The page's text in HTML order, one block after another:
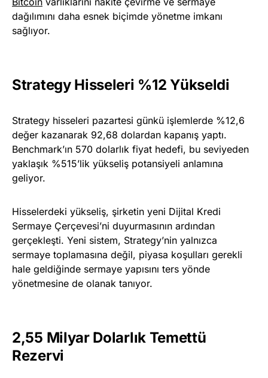
dağılımını daha esnek biçimde yönetme imkanı
sağlıyor.
Strategy Hisseleri %12 Yükseldi
Strategy hisseleri pazartesi günkü işlemlerde %12,6
değer kazanarak 92,68 dolardan kapanış yaptı.
Benchmark’ın 570 dolarlık fiyat hedefi, bu seviyeden
yaklaşık %515’lik yükseliş potansiyeli anlamına
geliyor.
Hisselerdeki yükseliş, şirketin yeni Dijital Kredi
Sermaye Çerçevesi’ni duyurmasının ardından
gerçekleşti. Yeni sistem, Strategy’nin yalnızca
sermaye toplamasına değil, piyasa koşulları gerekli
hale geldiğinde sermaye yapısını ters yönde
yönetmesine de olanak tanıyor.
2,55 Milyar Dolarlık Temettü
Rezervi